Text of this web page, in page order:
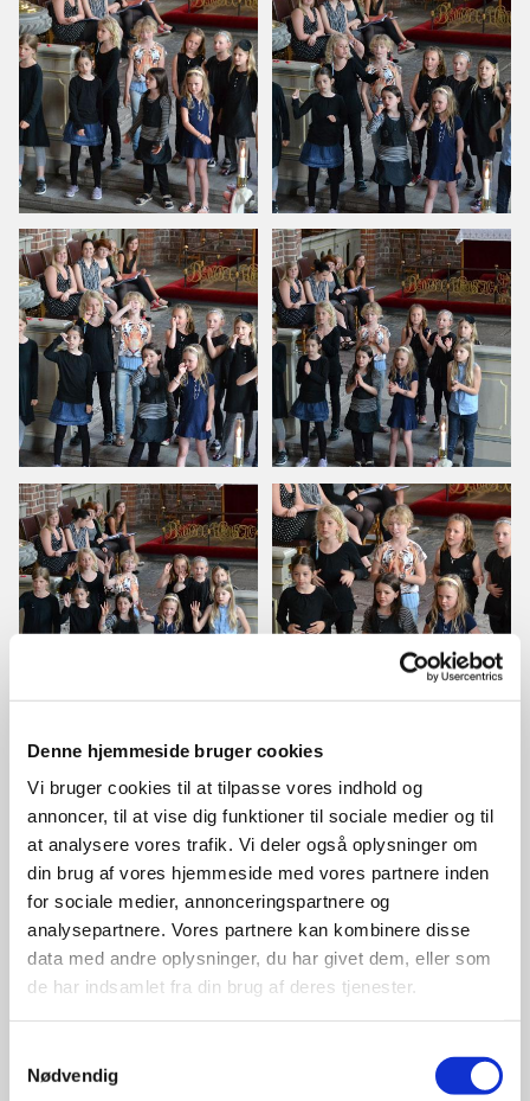
Denne hjemmeside bruger cookies
Vi bruger cookies til at tilpasse vores indhold og
annoncer, til at vise dig funktioner til sociale medier og til
at analysere vores trafik. Vi deler også oplysninger om
din brug af vores hjemmeside med vores partnere inden
for sociale medier, annonceringspartnere og
analysepartnere. Vores partnere kan kombinere disse
data med andre oplysninger, du har givet dem, eller som
de har indsamlet fra din brug af deres tjenester.
Nødvendig